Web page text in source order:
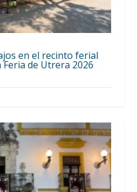
en el recinto ferial
de Utrera 2026